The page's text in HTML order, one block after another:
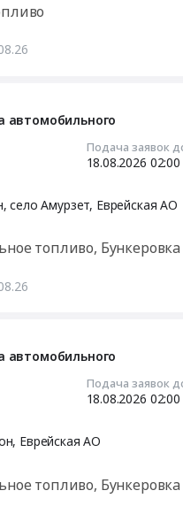
автомобильного
Подача заявок
18.08.2026 02:00
Октябрьский район, село Амурзет, Еврейская АО
топливо, Бункеровка
автомобильного
Подача заявок
18.08.2026 02:00
Еврейская АО
топливо, Бункеровка